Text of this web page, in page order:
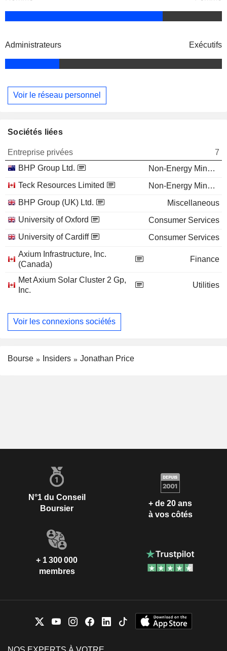
Administrateurs Exécutifs
Voir le réseau personnel
Sociétés liées
Entreprise privées
7
BHP Group Ltd.
Non-Energy Minerals
Teck Resources Limited
Non-Energy Minerals
BHP Group (UK) Ltd.
Miscellaneous
University of Oxford
Consumer Services
University of Cardiff
Consumer Services
Axium Infrastructure, Inc.
(Canada)
Finance
Met Axium Solar Cluster 2 Gp,
Inc.
Utilities
Voir les connexions sociétés
Bourse Insiders Jonathan Price
N°1 du Conseil
Boursier
+ de 20 ans
à vos côtés
+ 1 300 000
membres